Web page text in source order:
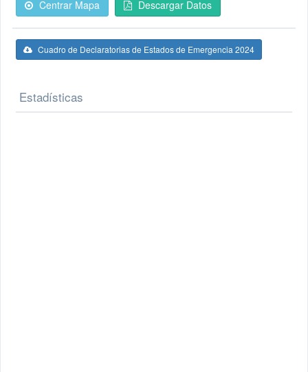
Centrar Mapa Descargar Datos
Cuadro de Declaratorias de Estados de Emergencia 2024
Estadísticas